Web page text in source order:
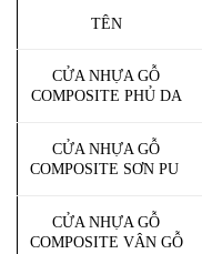
TÊN
CỬA NHỰA GỖ
COMPOSITE PHỦ DA
CỬA NHỰA GỖ
COMPOSITE SƠN PU
CỬA NHỰA GỖ
COMPOSITE VÂN GỖ